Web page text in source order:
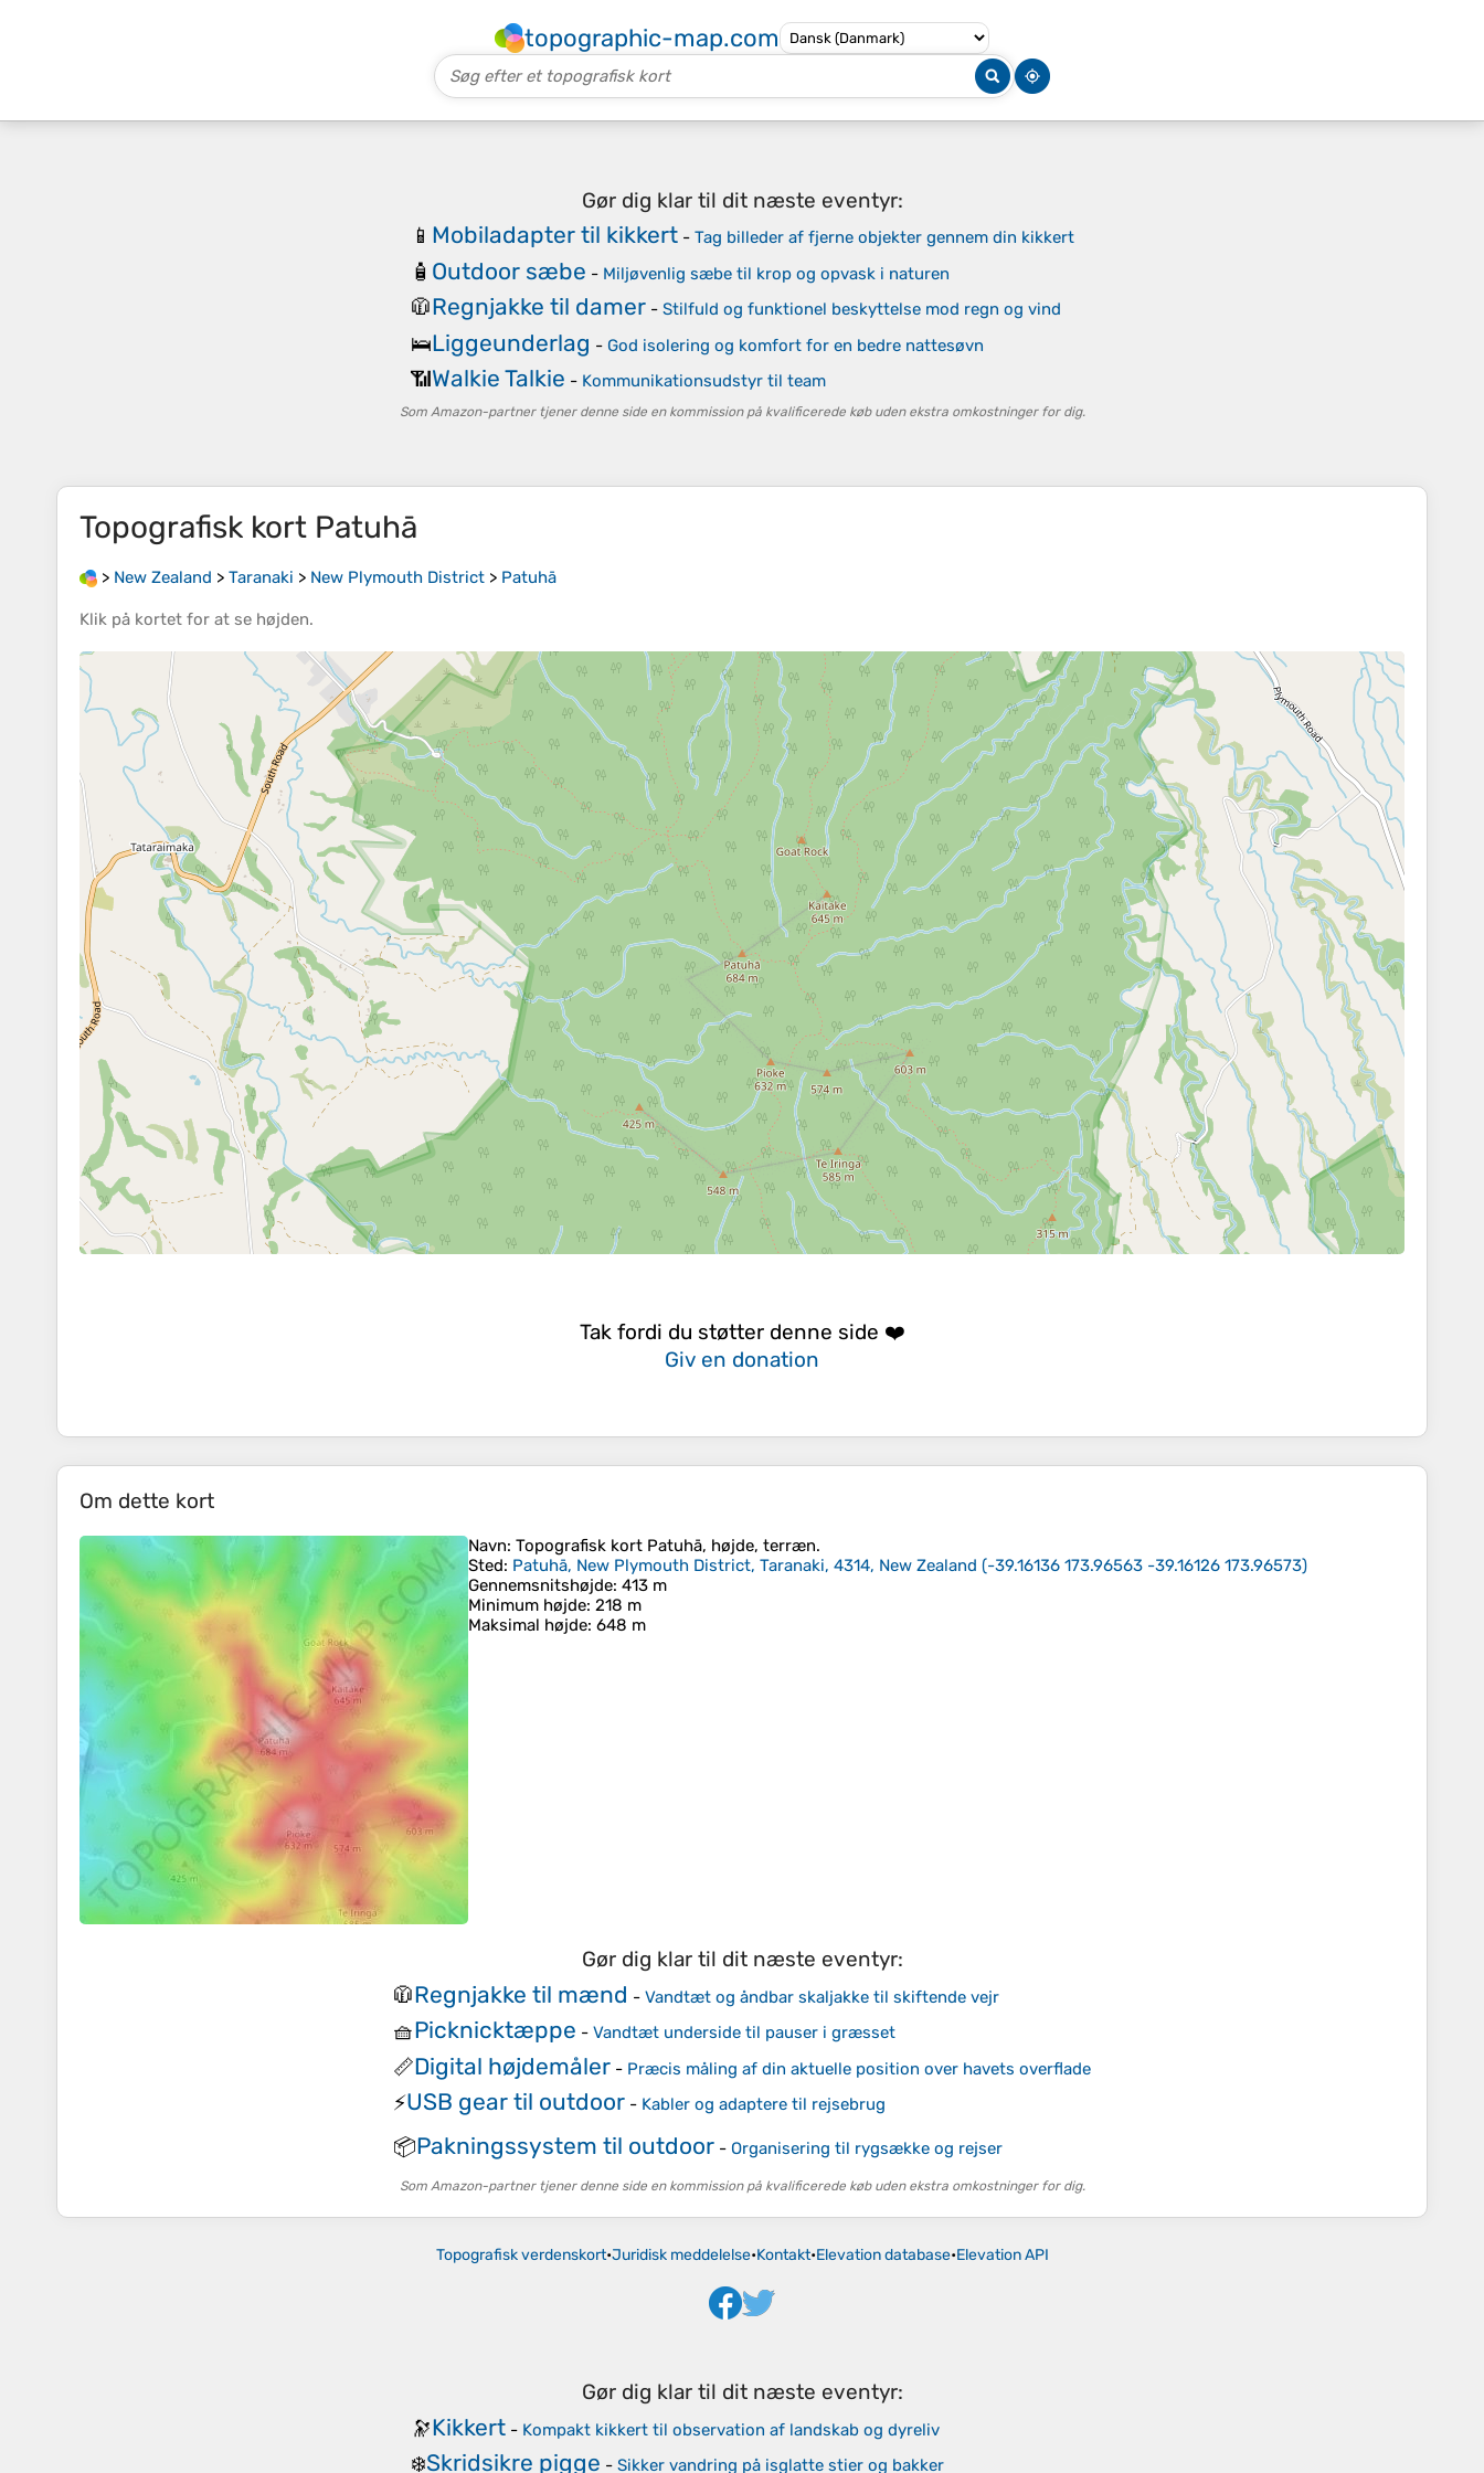
topographic-map.com
Gør dig klar til dit næste eventyr:
📱 Mobiladapter til kikkert- Tag billeder af fjerne objekter gennem din kikkert
🧴 Outdoor sæbe - Miljøvenlig sæbe til krop og opvask i naturen
🧥Regnjakke til damer- Stilfuld og funktionel beskyttelse mod regn og vind
🛌Liggeunderlag - God isolering og komfort for en bedre nattesøvn
📶Walkie Talkie - Kommunikationsudstyr til team
Som Amazon-partner tjener denne side en kommission på kvalificerede køb uden ekstra omkostninger for dig.
Topografisk kort Patuhā
> New Zealand > Taranaki > New Plymouth District > Patuhā
Klik på kortet for at se højden.
Tak fordi du støtter denne side ❤️
Giv en donation
Om dette kort
Navn: Topografisk kort Patuhā, højde, terræn.
Sted: Patuhā, New Plymouth District, Taranaki, 4314, New Zealand (-39.16136 173.96563 -39.16126 173.96573)
Gennemsnitshøjde: 413 m
Minimum højde: 218 m
Maksimal højde: 648 m
Gør dig klar til dit næste eventyr:
🧥Regnjakke til mænd - Vandtæt og åndbar skaljakke til skiftende vejr
🧺Picknicktæppe - Vandtæt underside til pauser i græsset
📏Digital højdemåler - Præcis måling af din aktuelle position over havets overflade
⚡USB gear til outdoor - Kabler og adaptere til rejsebrug
📦Pakningssystem til outdoor - Organisering til rygsække og rejser
Som Amazon-partner tjener denne side en kommission på kvalificerede køb uden ekstra omkostninger for dig.
Topografisk verdenskort•Juridisk meddelelse•Kontakt•Elevation database•Elevation API
Gør dig klar til dit næste eventyr:
🔭Kikkert- Kompakt kikkert til observation af landskab og dyreliv
❄️Skridsikre pigge - Sikker vandring på isglatte stier og bakker